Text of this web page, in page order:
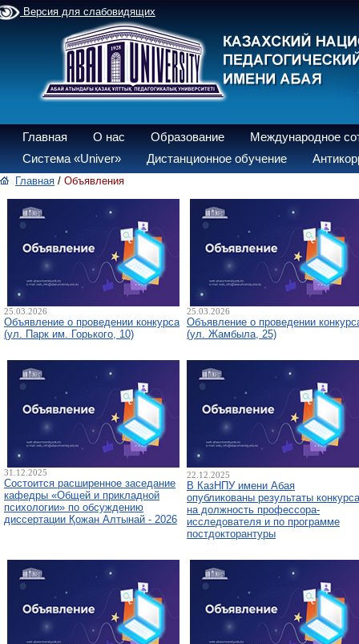
Версия для слабовидящих
Главная О нас Образование
Международное
Система «Univer»
Дистанционное обучение
Главная / Объявления
25.03.2026
Объявление о проведении конкурса
(ул. Парк им. Горького, 10)
25.03.2026
Объявление о проведении
(ул. Жамбыла, 25)
31.12.2025
Состоится расширенное заседание
кафедры «Общей и прикладной
психологии» по обсуждению
диссертации Қожан Алтынай - 2026
22.12.2025
В КазНПУ имени Абая
опубликованы результаты конкурса
на должность профессора-
исследователя и по программе
постдокторантуры